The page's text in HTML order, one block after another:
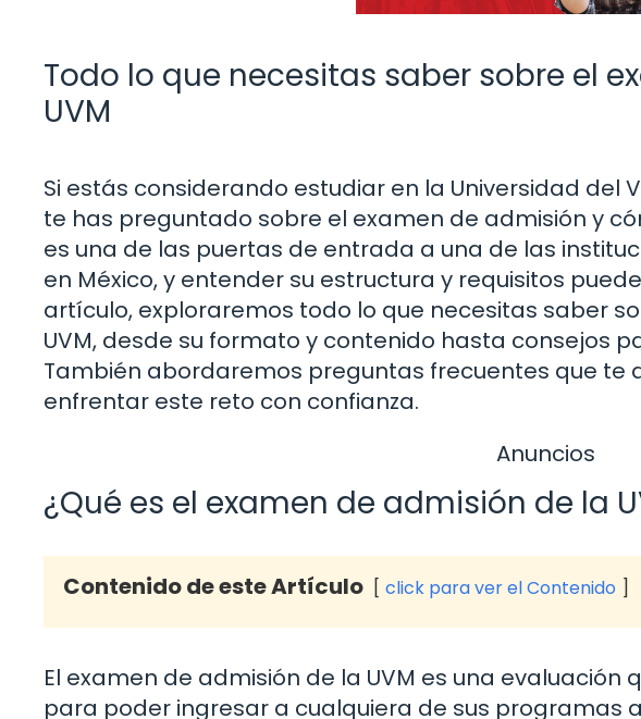
Todo lo que necesitas saber sobre el
UVM
Si estás considerando estudiar en la Universidad del
te has preguntado sobre el examen de admisión y
es una de las puertas de entrada a una de las
en México, y entender su estructura y requisitos
artículo, exploraremos todo lo que necesitas saber
UVM, desde su formato y contenido hasta consejos
También abordaremos preguntas frecuentes que te
enfrentar este reto con confianza.
Anuncios
¿Qué es el examen de admisión de la
Contenido de este Artículo click para ver el Contenido
El examen de admisión de la UVM es una
para poder ingresar a cualquiera de sus programas